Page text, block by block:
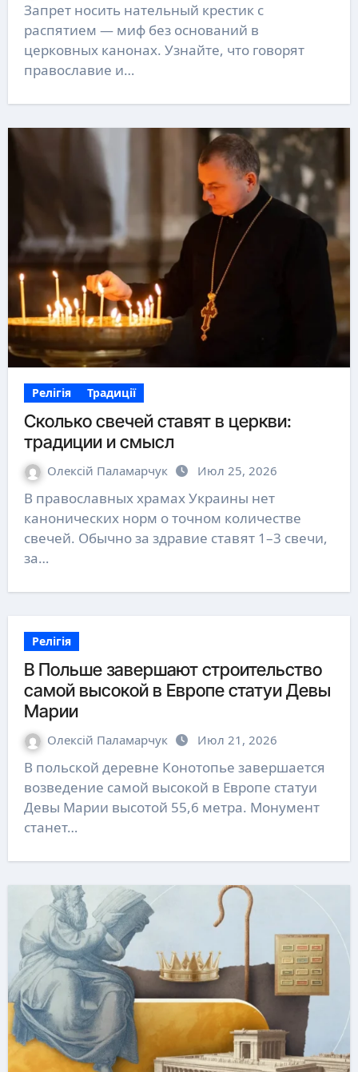
Запрет носить нательный крестик с
распятием — миф без оснований в
церковных канонах. Узнайте, что говорят
православие и…
Релігія Традиції
Сколько свечей ставят в церкви:
традиции и смысл
Олексій Паламарчук Июл 25, 2026
В православных храмах Украины нет
канонических норм о точном количестве
свечей. Обычно за здравие ставят 1–3 свечи,
за…
Релігія
В Польше завершают строительство
самой высокой в Европе статуи Девы
Марии
Олексій Паламарчук Июл 21, 2026
В польской деревне Конотопье завершается
возведение самой высокой в Европе статуи
Девы Марии высотой 55,6 метра. Монумент
станет…